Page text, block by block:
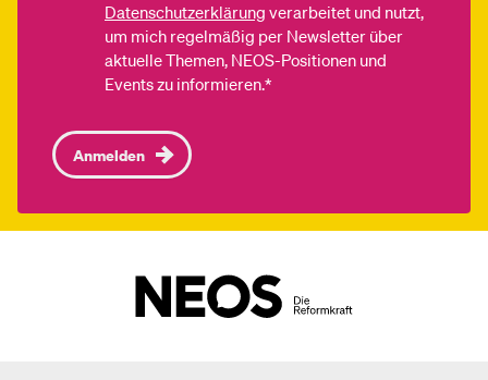
Datenschutzerklärung verarbeitet und nutzt,
um mich regelmäßig per Newsletter über
aktuelle Themen, NEOS-Positionen und
Events zu informieren.*
Anmelden